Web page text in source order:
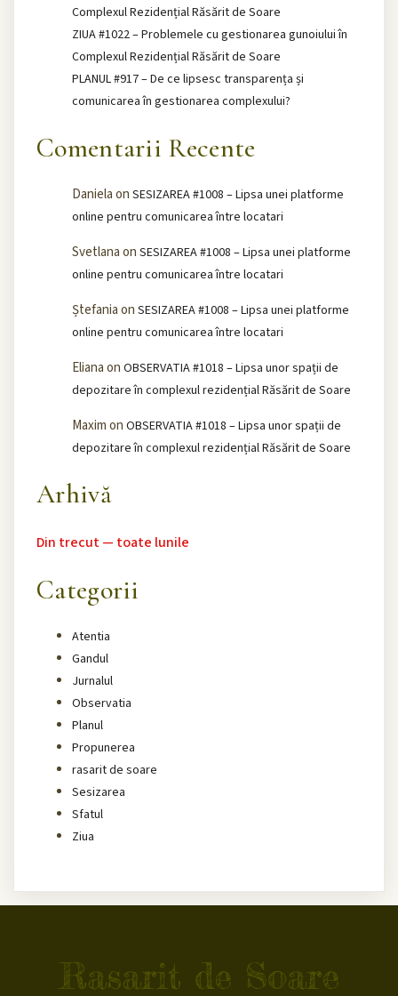
Complexul Rezidențial Răsărit de Soare
ZIUA #1022 – Problemele cu gestionarea gunoiului în
Complexul Rezidențial Răsărit de Soare
PLANUL #917 – De ce lipsesc transparența și
comunicarea în gestionarea complexului?
Comentarii Recente
Danielaon SESIZAREA #1008 – Lipsa unei platforme
online pentru comunicarea între locatari
Svetlanaon SESIZAREA #1008 – Lipsa unei platforme
online pentru comunicarea între locatari
Ștefaniaon SESIZAREA #1008 – Lipsa unei platforme
online pentru comunicarea între locatari
Elianaon OBSERVATIA #1018 – Lipsa unor spații de
depozitare în complexul rezidențial Răsărit de Soare
Maximon OBSERVATIA #1018 – Lipsa unor spații de
depozitare în complexul rezidențial Răsărit de Soare
Arhivă
Din trecut — toate lunile
Categorii
Atentia
Gandul
Jurnalul
Observatia
Planul
Propunerea
rasarit de soare
Sesizarea
Sfatul
Ziua
Rasarit de Soare